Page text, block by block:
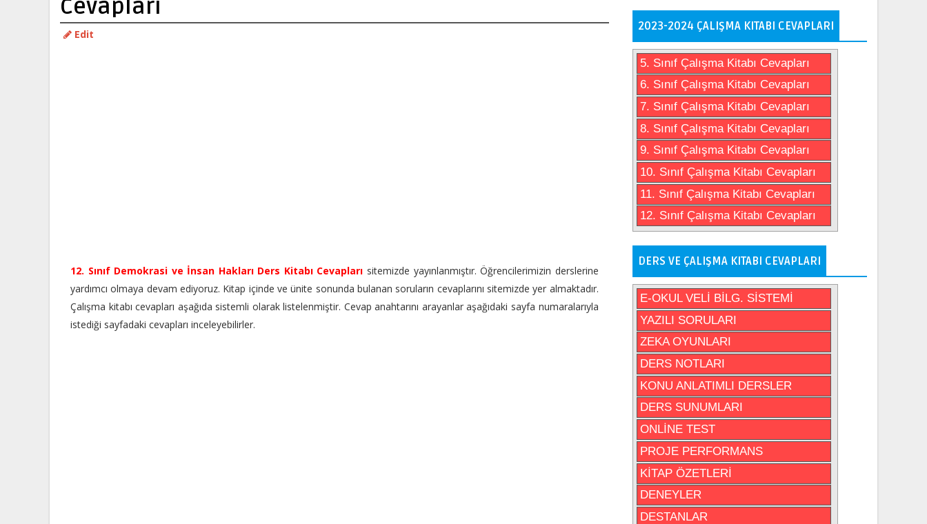
Cevapları
Edit
12. Sınıf Demokrasi ve İnsan Hakları Ders Kitabı Cevapları sitemizde yayınlanmıştır. Öğrencilerimizin derslerine
yardımcı olmaya devam ediyoruz. Kitap içinde ve ünite sonunda bulanan soruların cevaplarını sitemizde yer almaktadır.
Çalışma kitabı cevapları aşağıda sistemli olarak listelenmiştir. Cevap anahtarını arayanlar aşağıdaki sayfa numaralarıyla
istediği sayfadaki cevapları inceleyebilirler.
2023-2024 ÇALIŞMA KITABI CEVAPLARI
5. Sınıf Çalışma Kitabı Cevapları
6. Sınıf Çalışma Kitabı Cevapları
7. Sınıf Çalışma Kitabı Cevapları
8. Sınıf Çalışma Kitabı Cevapları
9. Sınıf Çalışma Kitabı Cevapları
10. Sınıf Çalışma Kitabı Cevapları
11. Sınıf Çalışma Kitabı Cevapları
12. Sınıf Çalışma Kitabı Cevapları
DERS VE ÇALIŞMA KITABI CEVAPLARI
E-OKUL VELİ BİLG. SİSTEMİ
YAZILI SORULARI
ZEKA OYUNLARI
DERS NOTLARI
KONU ANLATIMLI DERSLER
DERS SUNUMLARI
ONLİNE TEST
PROJE PERFORMANS
KİTAP ÖZETLERİ
DENEYLER
DESTANLAR